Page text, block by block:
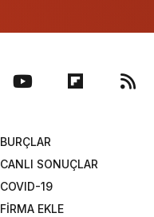
BURÇLAR
CANLI SONUÇLAR
COVID-19
FİRMA EKLE